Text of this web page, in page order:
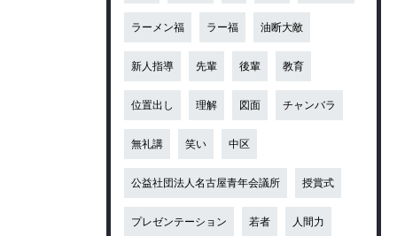
ラーメン福 ラー福 油断大敵
新人指導 先輩 後輩 教育
位置出し 理解 図面 チャンバラ
無礼講 笑い 中区
公益社団法人名古屋青年会議所 授賞式
プレゼンテーション 若者 人間力